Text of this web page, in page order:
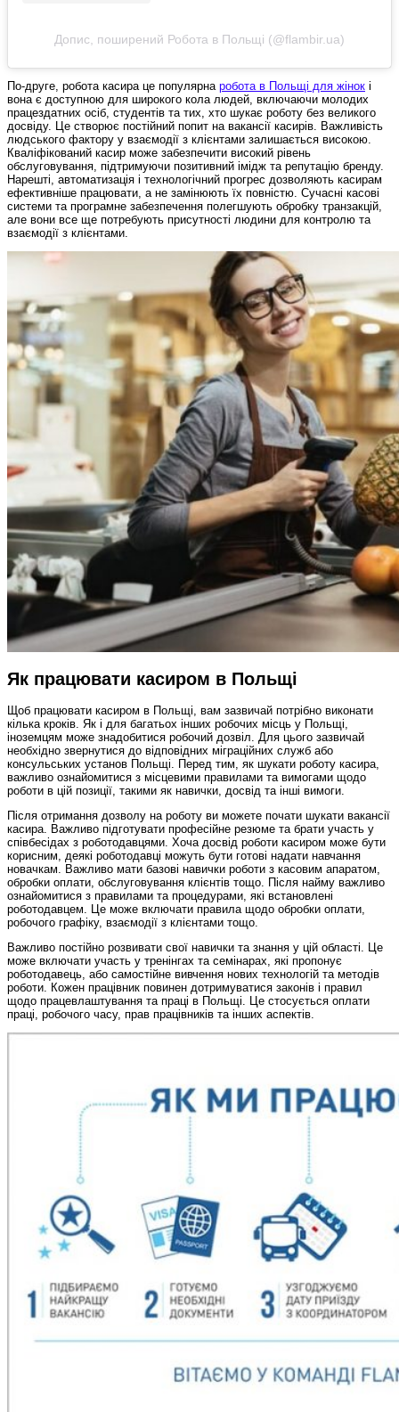
Допис, поширений Робота в Польщі (@flambir.ua)
По-друге, робота касира це популярна робота в Польщі для жінок і
вона є доступною для широкого кола людей, включаючи молодих
працездатних осіб, студентів та тих, хто шукає роботу без великого
досвіду. Це створює постійний попит на вакансії касирів. Важливість
людського фактору у взаємодії з клієнтами залишається високою.
Кваліфікований касир може забезпечити високий рівень
обслуговування, підтримуючи позитивний імідж та репутацію бренду.
Нарешті, автоматизація і технологічний прогрес дозволяють касирам
ефективніше працювати, а не замінюють їх повністю. Сучасні касові
системи та програмне забезпечення полегшують обробку транзакцій,
але вони все ще потребують присутності людини для контролю та
взаємодії з клієнтами.
Як працювати касиром в Польщі
Щоб працювати касиром в Польщі, вам зазвичай потрібно виконати
кілька кроків. Як і для багатьох інших робочих місць у Польщі,
іноземцям може знадобитися робочий дозвіл. Для цього зазвичай
необхідно звернутися до відповідних міграційних служб або
консульських установ Польщі. Перед тим, як шукати роботу касира,
важливо ознайомитися з місцевими правилами та вимогами щодо
роботи в цій позиції, такими як навички, досвід та інші вимоги.
Після отримання дозволу на роботу ви можете почати шукати вакансії
касира. Важливо підготувати професійне резюме та брати участь у
співбесідах з роботодавцями. Хоча досвід роботи касиром може бути
корисним, деякі роботодавці можуть бути готові надати навчання
новачкам. Важливо мати базові навички роботи з касовим апаратом,
обробки оплати, обслуговування клієнтів тощо. Після найму важливо
ознайомитися з правилами та процедурами, які встановлені
роботодавцем. Це може включати правила щодо обробки оплати,
робочого графіку, взаємодії з клієнтами тощо.
Важливо постійно розвивати свої навички та знання у цій області. Це
може включати участь у тренінгах та семінарах, які пропонує
роботодавець, або самостійне вивчення нових технологій та методів
роботи. Кожен працівник повинен дотримуватися законів і правил
щодо працевлаштування та праці в Польщі. Це стосується оплати
праці, робочого часу, прав працівників та інших аспектів.